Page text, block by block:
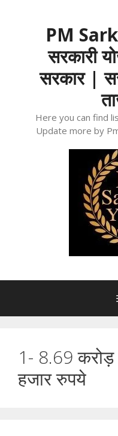
PM
सरकारी
सरकार |
Here you can find
Update more by
1- 8.69 करोड़
हजार रुपये